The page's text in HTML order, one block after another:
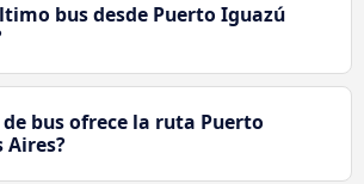
bus desde Puerto Iguazú
de bus ofrece la ruta Puerto
Aires?